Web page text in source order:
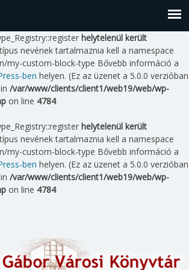
helytelenül került
nevének tartalmaznia kell a namespace
my-custom-block-type Bővebb információ a
ben helyen. (Ez az üzenet a 5.0.0 verzióban
/var/www/clients/client1/web19/web/wp-
on line 4784
helytelenül került
nevének tartalmaznia kell a namespace
my-custom-block-type Bővebb információ a
ben helyen. (Ez az üzenet a 5.0.0 verzióban
/var/www/clients/client1/web19/web/wp-
on line 4784